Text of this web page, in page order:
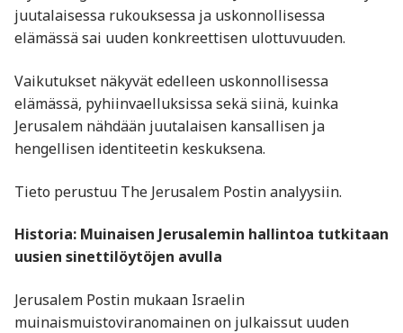
juutalaisessa rukouksessa ja uskonnollisessa
elämässä sai uuden konkreettisen ulottuvuuden.
Vaikutukset näkyvät edelleen uskonnollisessa
elämässä, pyhiinvaelluksissa sekä siinä, kuinka
Jerusalem nähdään juutalaisen kansallisen ja
hengellisen identiteetin keskuksena.
Tieto perustuu The Jerusalem Postin analyysiin.
Historia: Muinaisen Jerusalemin hallintoa tutkitaan
uusien sinettilöytöjen avulla
Jerusalem Postin mukaan Israelin
muinaismuistoviranomainen on julkaissut uuden